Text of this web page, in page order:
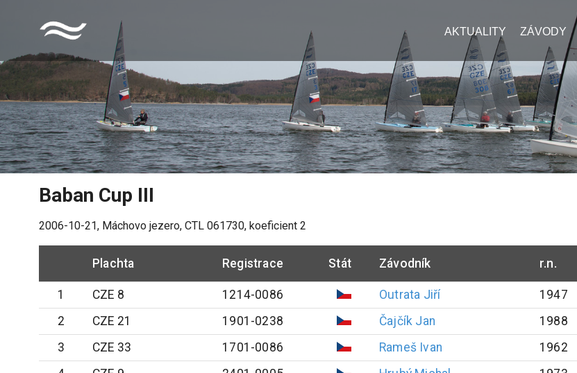
AKTUALITY ZÁVODY
Baban Cup III
2006-10-21, Máchovo jezero, CTL 061730, koeficient 2
Plachta Registrace Stát Závodník r.n.
1 CZE 8 1214-0086 Outrata Jiří 1947
2
CZE 21 1901-0238 Čajčík Jan 1988
3
CZE 33 1701-0086 Rameš Ivan 1962